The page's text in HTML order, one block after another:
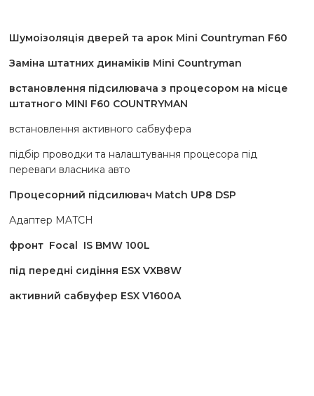
Шумоізоляція дверей та арок Mini Countryman F60
Заміна штатних динаміків Mini Countryman
встановлення підсилювача з процесором на місце
штатного MINI F60 COUNTRYMAN
встановлення активного сабвуфера
підбір проводки та налаштування процесора під
переваги власника авто
Процесорний підсилювач Match UP8 DSP
Адаптер MATCH
фронт Focal IS BMW 100L
під передні сидіння ESX VXB8W
активний сабвуфер ESX V1600A